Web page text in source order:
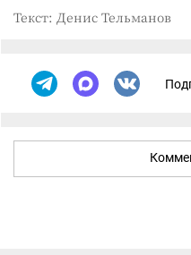
Текст: Денис Тельманов